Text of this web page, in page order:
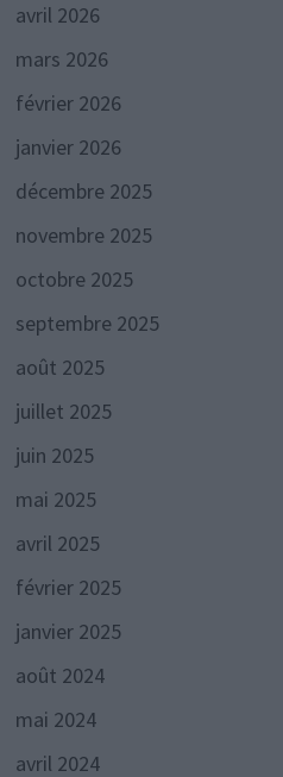
avril 2026
mars 2026
février 2026
janvier 2026
décembre 2025
novembre 2025
octobre 2025
septembre 2025
août 2025
juillet 2025
juin 2025
mai 2025
avril 2025
février 2025
janvier 2025
août 2024
mai 2024
avril 2024